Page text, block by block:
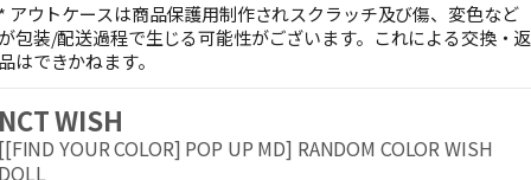
アウトケースは商品保護用制作されスクラッチ及び傷、変色など
包装/配送過程で生じる可能性がございます。これによる交換・返
はできかねます。
WISH
YOUR COLOR] POP UP MD] RANDOM COLOR WISH